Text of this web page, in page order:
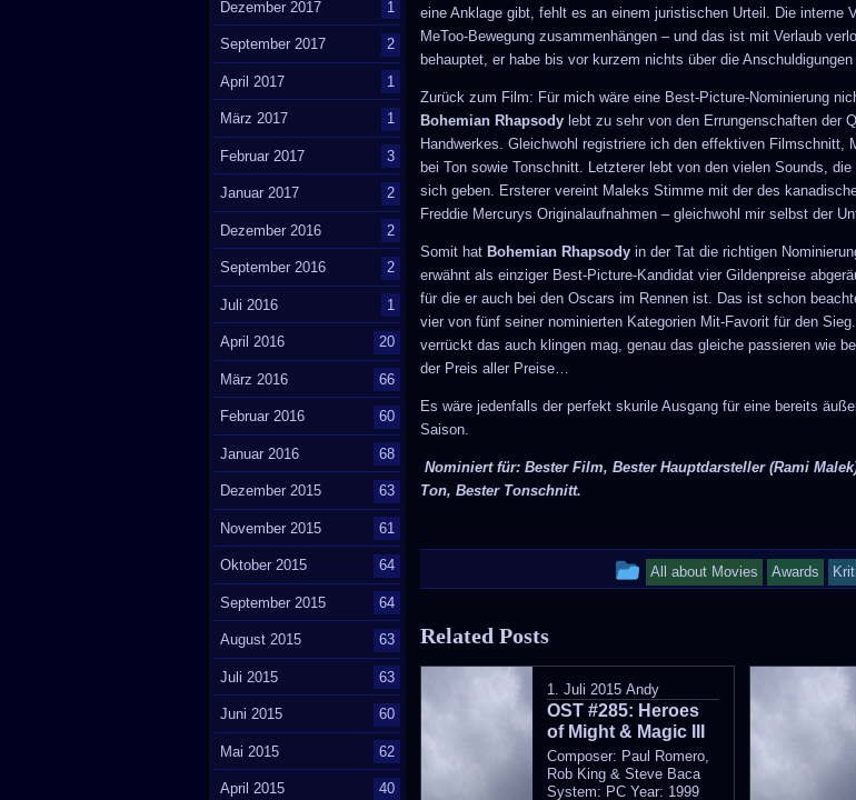
eine Anklage gibt, fehlt es an einem juristischen Urteil. Die interne
MeToo-Bewegung zusammenhängen – und das ist mit Verlaub
behauptet, er habe bis vor kurzem nichts über die Anschuldigungen
Zurück zum Film: Für mich wäre eine Best-Picture-Nominierung
Bohemian Rhapsody lebt zu sehr von den Errungenschaften der
Handwerkes. Gleichwohl registriere ich den effektiven Filmschnitt,
bei Ton sowie Tonschnitt. Letzterer lebt von den vielen Sounds,
sich geben. Ersterer vereint Maleks Stimme mit der des
Freddie Mercurys Originalaufnahmen – gleichwohl mir selbst der
Somit hatBohemian Rhapsody in der Tat die richtigen
erwähnt als einziger Best-Picture-Kandidat vier Gildenpreise
für die er auch bei den Oscars im Rennen ist. Das ist schon
vier von fünf seiner nominierten Kategorien Mit-Favorit für den
verrückt das auch klingen mag, genau das gleiche passieren wie
der Preis aller Preise…
Es wäre jedenfalls der perfekt skurile Ausgang für eine bereits
Saison.
Nominiert für: Bester Film, Bester Hauptdarsteller (Rami
Ton, Bester Tonschnitt.
This
in
All about Movies Awards
Related Posts
1. Juli 2015 Andy
OST #285: Heroes
of Might & Magic III
Composer: Paul Romero,
Rob King & Steve Baca
System: PC Year: 1999
Dezember 2017 1
September 2017 2
April 2017 1
März 2017 1
Februar 2017 3
Januar 2017 2
Dezember 2016 2
September 2016 2
Juli 2016 1
April 2016 20
März 2016 66
Februar 2016 60
Januar 2016 68
Dezember 2015 63
November 2015 61
Oktober 2015 64
September 2015 64
August 2015 63
Juli 2015 63
Juni 2015 60
Mai 2015 62
April 2015 40